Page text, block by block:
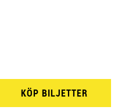
KÖP BILJETTER